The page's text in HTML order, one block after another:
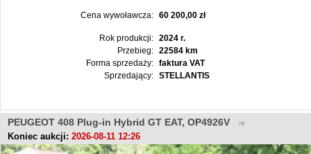
Cena wywoławcza: 60 200,00 zł
Rok produkcji:
2024 r.
Przebieg:
22584 km
Forma sprzedaży:
faktura VAT
Sprzedający:
STELLANTIS
PEUGEOT 408 Plug-in Hybrid GT EAT, OP4926V
Koniec aukcji: 2026-08-11 12:26